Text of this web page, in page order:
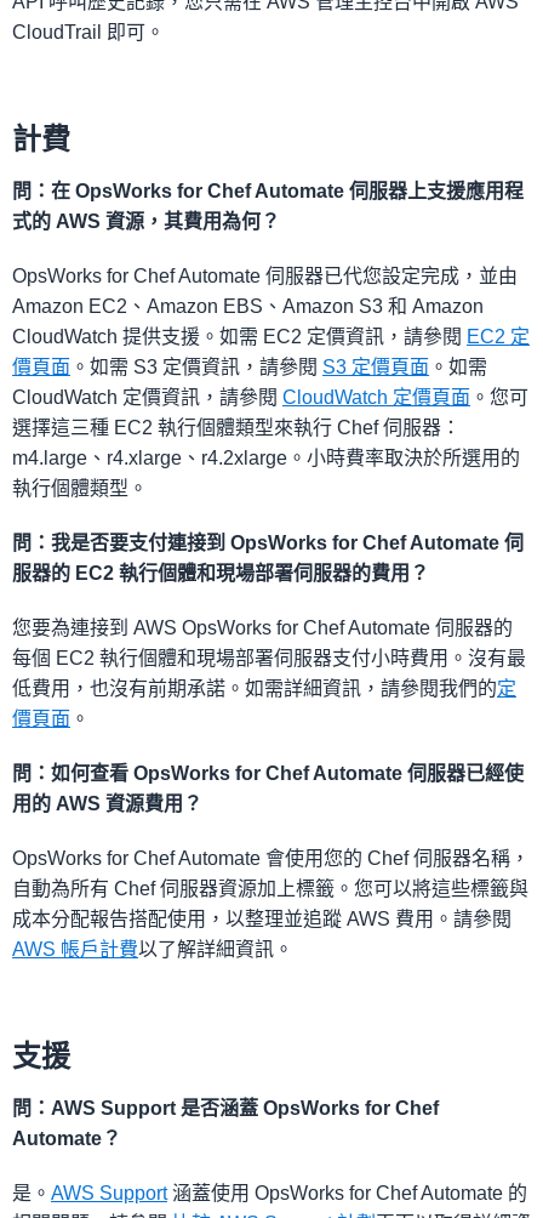
CloudTrail 即可。
計費
問：在 OpsWorks for Chef Automate 伺服器上支援應用程
式的 AWS 資源，其費用為何？
OpsWorks for Chef Automate 伺服器已代您設定完成，並由
Amazon EC2、Amazon EBS、Amazon S3 和 Amazon
CloudWatch 提供支援。如需 EC2 定價資訊，請參閱 EC2 定
價頁面 。如需 S3 定價資訊，請參閱 S3 定價頁面 。如需
CloudWatch 定價資訊，請參閱 CloudWatch 定價頁面 。您可
選擇這三種 EC2 執行個體類型來執行 Chef 伺服器：
m4.large、r4.xlarge、r4.2xlarge。小時費率取決於所選用的
執行個體類型。
問：我是否要支付連接到 OpsWorks for Chef Automate 伺
服器的 EC2 執行個體和現場部署伺服器的費用？
您要為連接到 AWS OpsWorks for Chef Automate 伺服器的
每個 EC2 執行個體和現場部署伺服器支付小時費用。沒有最
低費用，也沒有前期承諾。如需詳細資訊，請參閱我們的定
價頁面 。
問：如何查看 OpsWorks for Chef Automate 伺服器已經使
用的 AWS 資源費用？
OpsWorks for Chef Automate 會使用您的 Chef 伺服器名稱，
自動為所有 Chef 伺服器資源加上標籤。您可以將這些標籤與
成本分配報告搭配使用，以整理並追蹤 AWS 費用。請參閱
AWS 帳戶計費以了解詳細資訊。
支援
問：AWS Support 是否涵蓋 OpsWorks for Chef
Automate？
是。 AWS Support涵蓋使用 OpsWorks for Chef Automate 的